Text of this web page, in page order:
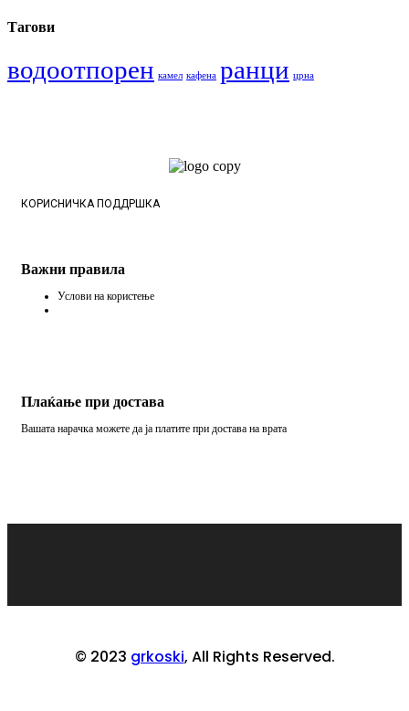
Тагови
водоотпорен камел кафена ранци црна
КОРИСНИЧКА ПОДДРШКА
Важни правила
Услови на користење
Плаќање при достава
Вашата нарачка можете да ја платите при достава на врата
© 2023 grkoski, All Rights Reserved.